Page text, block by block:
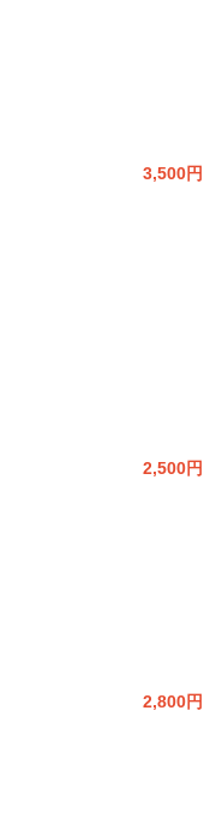
3,500円
2,500円
2,800円